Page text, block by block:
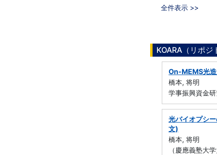
全件表示 >>
KOARA（リポ
On-MEMS光造
橋本, 将明
学事振興資金
光バイオプシ
文)
橋本, 将明
（慶應義塾大